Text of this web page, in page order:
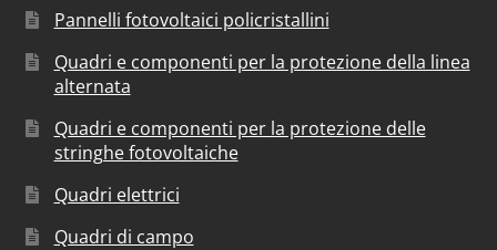
Pannelli fotovoltaici policristallini
Quadri e componenti per la protezione della linea
alternata
Quadri e componenti per la protezione delle
stringhe fotovoltaiche
Quadri elettrici
Quadri di campo